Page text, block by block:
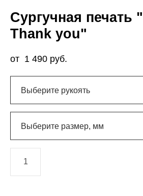
Сургучная печать
Thank you"
от 1 490 pуб.
Выберите рукоять
Выберите размер, мм